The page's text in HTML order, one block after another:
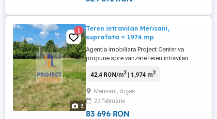
3
1
Teren intravilan Merisani,
suprafata = 1974 mp
Agentia imobiliara Project Center va
propune spre vanzare teren intravilan
mp, avand deschidere de 45 m.
proprietatii - apa si curent. Pentru mai
multe detalii, ma puteti contacta telefonic
sau prin email. *Nota: Vizionarile ...
42,4 RON/m2| 1,974 m2
Merisani, Arges
23 februarie
83 696 RON